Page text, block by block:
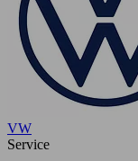
VW
Service